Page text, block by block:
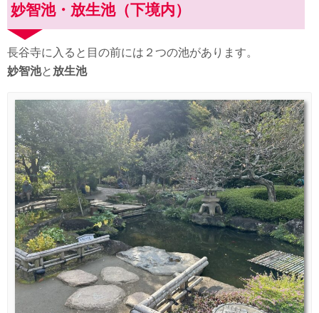
妙智池・放生池（下境内）
長谷寺に入ると目の前には２つの池があります。
妙智池と 放生池